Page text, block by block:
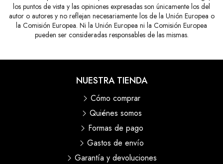
los puntos de vista y las opiniones expresadas son únicamente los del
autor o autores y no reflejan necesariamente los de la Unión Europea o
la Comisión Europea. Ni la Unión Europea ni la Comisión Europea
pueden ser consideradas responsables de las mismas.
NUESTRA TIENDA
Cómo comprar
Quiénes somos
Formas de pago
Gastos de envío
Garantía y devoluciones